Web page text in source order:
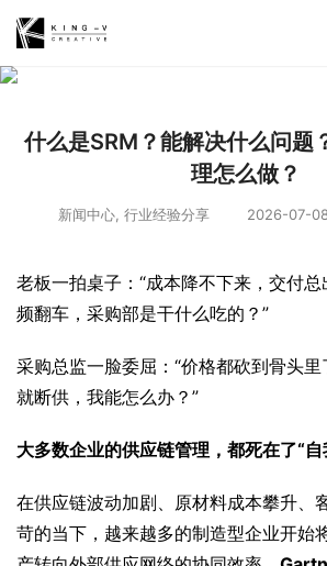
什么是SRM？能解决什么问题
理怎么做？
新闻中心, 行业经验分享 2026-07-
老板一拍桌子：“成本降不下来，交付
频翻车，采购部是干什么吃的？”
采购总监一脸委屈：“价格都砍到骨头
就断供，我能怎么办？”
大多数企业的供应链管理，都死在了“自
在供应链波动加剧、原材料成本攀升、
苛的当下，越来越多的制造型企业开始